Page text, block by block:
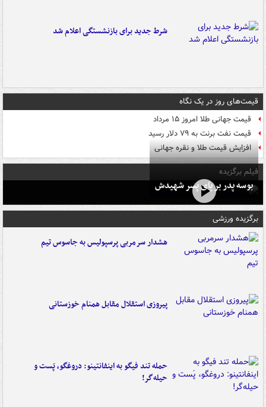
شرط جدید برای بازنشستگی اعلام شد
قیمت‌های روز در یک نگاه
قیمت جهانی طلا امروز ۱۵ مرداد
قیمت نفت برنت به ۷۹ دلار رسید
افزایش قیمت طلا و نقره جهانی
فیلم برگزیده
بوسه‌ پدر بر پای پسر شهیدش
برگزیده ورزشی
هشدار سرمربی پرسپولیس به جاسوس تیم
پیروزی استقلال مقابل همنام خوزستانی
حمله تند فیگو به اینفانتینو: دروغگو، پَست‌ و
حیله‌گر!